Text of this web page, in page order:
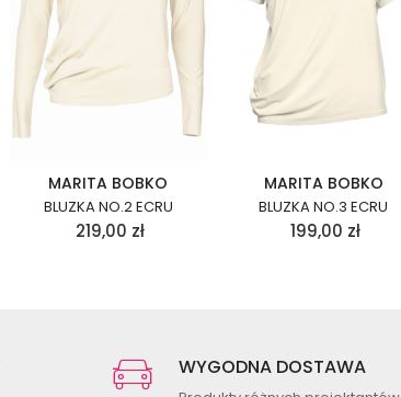
MARITA BOBKO
BLUZKA NO.2 ECRU
219,00 zł
MARITA BOBKO
BLUZKA NO.3 ECRU
199,00 zł
WYGODNA DOSTAWA